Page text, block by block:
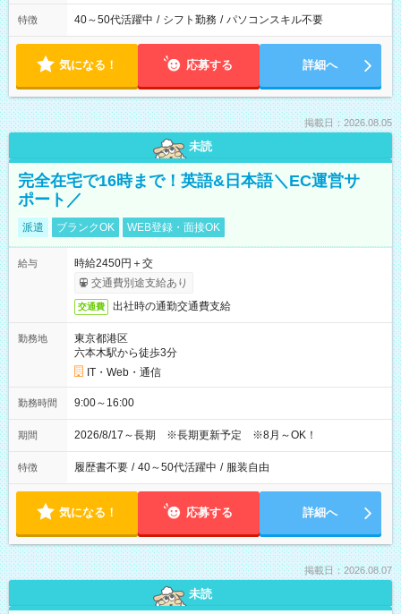
特徴 40～50代活躍中 / シフト勤務 / パソコンスキル不要
気になる！ 応募する 詳細へ
掲載日：2026.08.05
未読
完全在宅で16時まで！英語&日本語＼EC運営サ
ポート／
派遣 ブランクOK WEB登録・面接OK
給与
時給2450円＋交
交通費別途支給あり
交通費 出社時の通勤交通費支給
勤務地
東京都港区
六本木駅から徒歩3分
IT・Web・通信
勤務時間 9:00～16:00
期間 2026/8/17～長期 ※長期更新予定 ※8月～OK！
特徴 履歴書不要 / 40～50代活躍中 / 服装自由
気になる！ 応募する 詳細へ
掲載日：2026.08.07
未読